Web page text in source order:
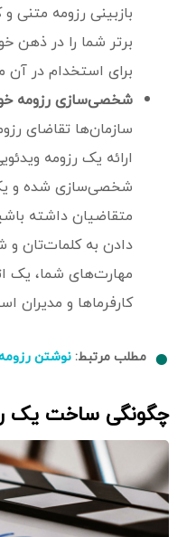
بازبینی رزومه متنی
برتر شما را در
برای استخدام در آن
شخصی‌سازی رزومه
سازمان‌ها تقاضای
ارائه یک رزومه
شخصی‌سازی شده و یک
متقاضیان داشته
دادن به کلمات‌تان و
مهارت‌های شما، یک
کارفرماها و
مطلب مرتبط: نوشتن
چگونگی ساخت یک